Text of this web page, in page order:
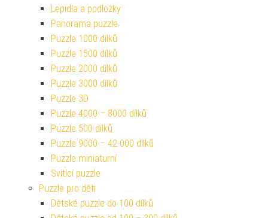
Lepidla a podložky
Panorama puzzle
Puzzle 1000 dílků
Puzzle 1500 dílků
Puzzle 2000 dílků
Puzzle 3000 dílků
Puzzle 3D
Puzzle 4000 – 8000 dílků
Puzzle 500 dílků
Puzzle 9000 – 42 000 dílků
Puzzle miniaturní
Svítící puzzle
Puzzle pro děti
Dětské puzzle do 100 dílků